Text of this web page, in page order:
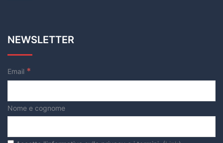
NEWSLETTER
Email *
Nome e cognome